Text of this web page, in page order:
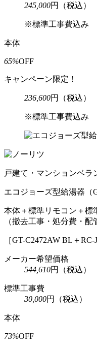
245,000円 （税込）
※標準工事費込み
本体
65%OFF
キャンペーン限定！
236,600円 （税込）
※標準工事費込み
戸建て・マンションベラ
エコジョーズ型給湯器
本体＋標準リモコン＋標
（撤去工事・処分費・配
［GT-C2472AW BL＋
メーカー希望価格
544,610円 （税込）
標準工事費
30,000円 （税込）
本体
73%OFF